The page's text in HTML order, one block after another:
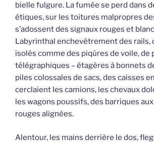
bielle fulgure. La fumée se perd dans
étiques, sur les toitures malpropres
s’adossent des signaux rouges et
Labyrinthal enchevêtrement des rails,
isolés comme des piqûres de voile, de
télégraphiques – étagères à bonnets
piles colossales de sacs, des caisses
cerclaient les camions, les chevaux
les wagons poussifs, des barriques
rouges alignées.
Alentour, les mains derrière le dos,